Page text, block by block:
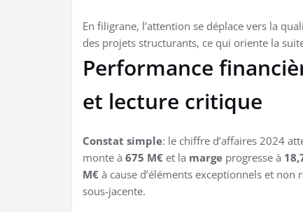
En filigrane, l’attention se déplace vers la
des projets structurants, ce qui oriente la
Performance
et lecture critique
Constat simple: le chiffre d’affaires 2024
monte à 675 M€ et la marge progresse à
M€ à cause d’éléments exceptionnels et
sous-jacente.